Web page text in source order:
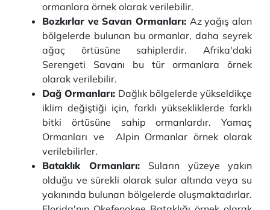
ormanlara örnek olarak verilebilir.
Bozkırlar ve Savan Ormanları: Az yağış alan
bölgelerde bulunan bu ormanlar, daha seyrek
ağaç örtüsüne sahiplerdir. Afrika'daki
Serengeti Savanı bu tür ormanlara örnek
olarak verilebilir.
Dağ Ormanları: Dağlık bölgelerde yükseldikçe
iklim değiştiği için, farklı yüksekliklerde farklı
bitki örtüsüne sahip ormanlardır. Yamaç
Ormanları ve Alpin Ormanlar örnek olarak
verilebilirler.
Bataklık Ormanları: Suların yüzeye yakın
olduğu ve sürekli olarak sular altında veya su
yakınında bulunan bölgelerde oluşmaktadırlar.